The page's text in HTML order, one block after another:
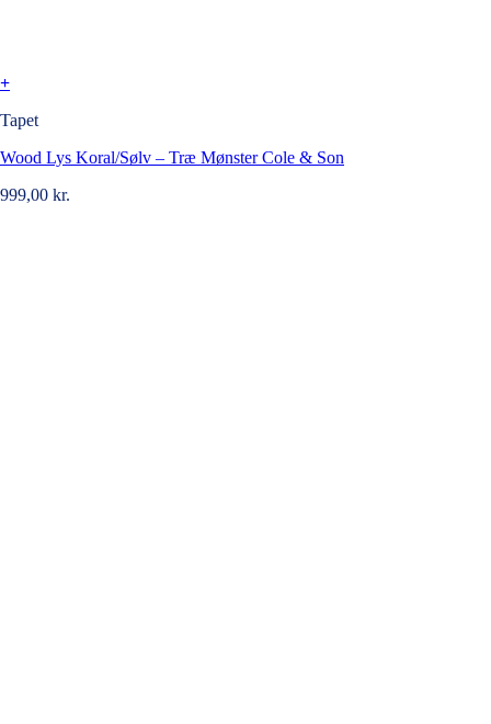
+
Tapet
Wood Lys Koral/Sølv – Træ Mønster Cole & Son
999,00 kr.